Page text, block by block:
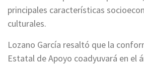
principales características
culturales.
Lozano García resaltó que la
Estatal de Apoyo coadyuvará en el